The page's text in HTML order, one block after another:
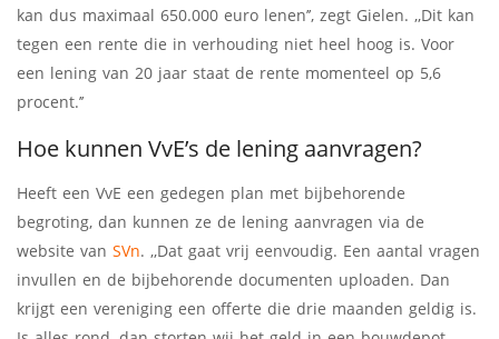
kan dus maximaal 650.000 euro lenen’’, zegt Gielen. ,,Dit kan
tegen een rente die in verhouding niet heel hoog is. Voor
een lening van 20 jaar staat de rente momenteel op 5,6
procent.’’
Hoe kunnen VvE’s de lening aanvragen?
Heeft een VvE een gedegen plan met bijbehorende
begroting, dan kunnen ze de lening aanvragen via de
website van SVn. ,,Dat gaat vrij eenvoudig. Een aantal vragen
invullen en de bijbehorende documenten uploaden. Dan
krijgt een vereniging een offerte die drie maanden geldig is.